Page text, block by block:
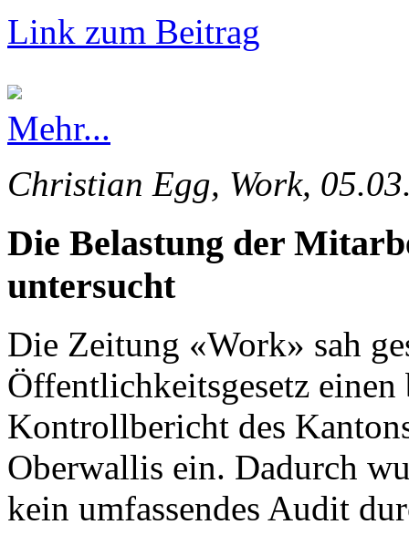
Link zum Beitrag
Mehr...
Christian Egg, Work,
Die Belastung der
untersucht
Die Zeitung «Work» sah
Öffentlichkeitsgesetz
Kontrollbericht des
Oberwallis ein. Dadurch
kein umfassendes Audit